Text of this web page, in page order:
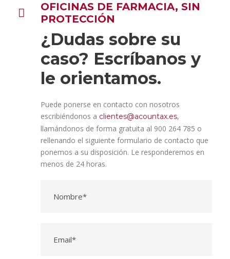
OFICINAS DE FARMACIA, SIN
PROTECCIÓN
¿Dudas sobre su
caso? Escríbanos y
le orientamos.
Puede ponerse en contacto con nosotros
escribiéndonos a clientes@acountax.es,
llamándonos de forma gratuita al 900 264 785 o
rellenando el siguiente formulario de contacto que
ponemos a su disposición. Le responderemos en
menos de 24 horas.